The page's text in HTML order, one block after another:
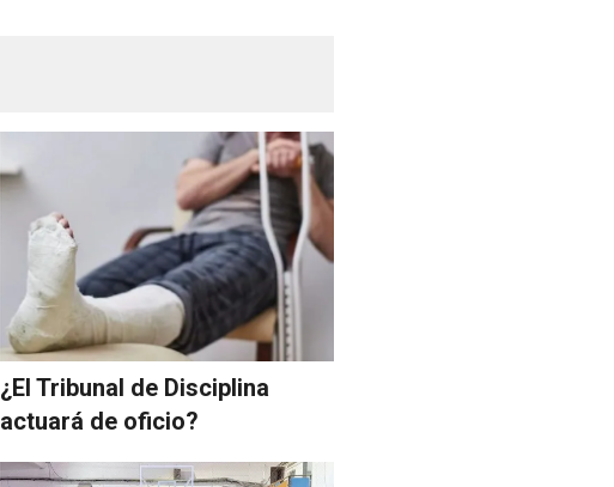
¿El Tribunal de Disciplina
actuará de oficio?